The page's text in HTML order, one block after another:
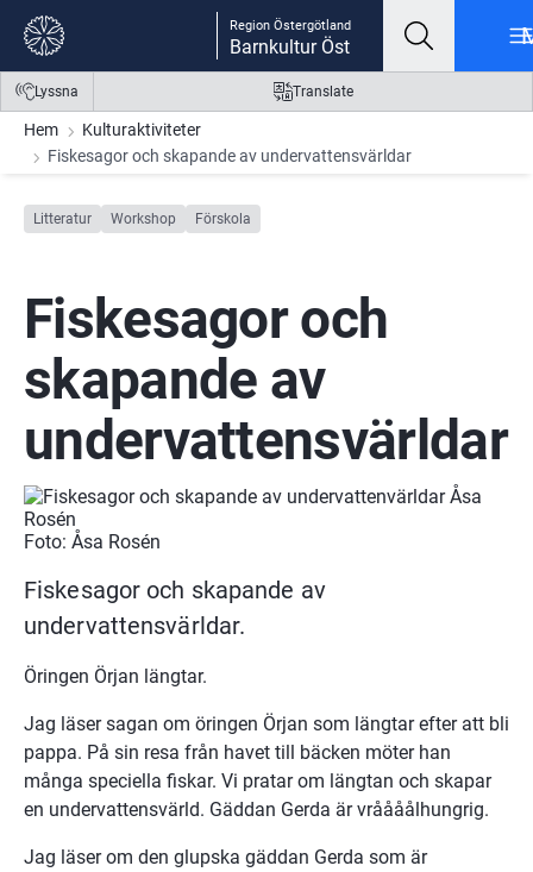
Gå till innehåll
Gå till meny
Gå till sidfot Region Östergötland
Barnkultur Öst
Lyssna Translate
Hem
Kulturaktiviteter
Fiskesagor och skapande av undervattensvärldar
Litteratur Workshop Förskola
Fiskesagor och
skapande av
undervattensvärldar
Foto: Åsa Rosén
Fiskesagor och skapande av
undervattensvärldar.
Öringen Örjan längtar.
Jag läser sagan om öringen Örjan som längtar efter att bli
pappa. På sin resa från havet till bäcken möter han
många speciella fiskar. Vi pratar om längtan och skapar
en undervattensvärld. Gäddan Gerda är vråååålhungrig.
Jag läser om den glupska gäddan Gerda som är